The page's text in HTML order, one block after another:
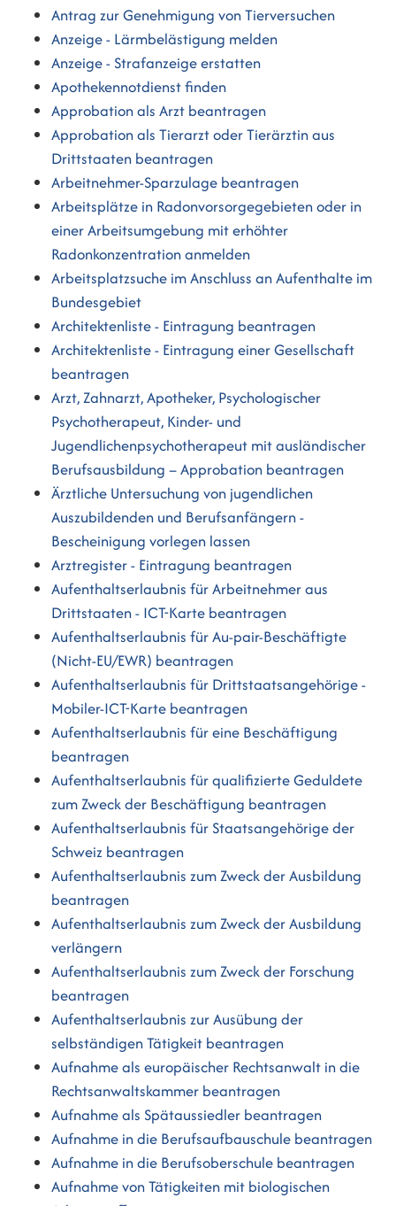
Antrag zur Genehmigung von Tierversuchen
Anzeige - Lärmbelästigung melden
Anzeige - Strafanzeige erstatten
Apothekennotdienst finden
Approbation als Arzt beantragen
Approbation als Tierarzt oder Tierärztin aus
Drittstaaten beantragen
Arbeitnehmer-Sparzulage beantragen
Arbeitsplätze in Radonvorsorgegebieten oder in
einer Arbeitsumgebung mit erhöhter
Radonkonzentration anmelden
Arbeitsplatzsuche im Anschluss an Aufenthalte im
Bundesgebiet
Architektenliste - Eintragung beantragen
Architektenliste - Eintragung einer Gesellschaft
beantragen
Arzt, Zahnarzt, Apotheker, Psychologischer
Psychotherapeut, Kinder- und
Jugendlichenpsychotherapeut mit ausländischer
Berufsausbildung – Approbation beantragen
Ärztliche Untersuchung von jugendlichen
Auszubildenden und Berufsanfängern -
Bescheinigung vorlegen lassen
Arztregister - Eintragung beantragen
Aufenthaltserlaubnis für Arbeitnehmer aus
Drittstaaten - ICT-Karte beantragen
Aufenthaltserlaubnis für Au-pair-Beschäftigte
(Nicht-EU/EWR) beantragen
Aufenthaltserlaubnis für Drittstaatsangehörige -
Mobiler-ICT-Karte beantragen
Aufenthaltserlaubnis für eine Beschäftigung
beantragen
Aufenthaltserlaubnis für qualifizierte Geduldete
zum Zweck der Beschäftigung beantragen
Aufenthaltserlaubnis für Staatsangehörige der
Schweiz beantragen
Aufenthaltserlaubnis zum Zweck der Ausbildung
beantragen
Aufenthaltserlaubnis zum Zweck der Ausbildung
verlängern
Aufenthaltserlaubnis zum Zweck der Forschung
beantragen
Aufenthaltserlaubnis zur Ausübung der
selbständigen Tätigkeit beantragen
Aufnahme als europäischer Rechtsanwalt in die
Rechtsanwaltskammer beantragen
Aufnahme als Spätaussiedler beantragen
Aufnahme in die Berufsaufbauschule beantragen
Aufnahme in die Berufsoberschule beantragen
Aufnahme von Tätigkeiten mit biologischen